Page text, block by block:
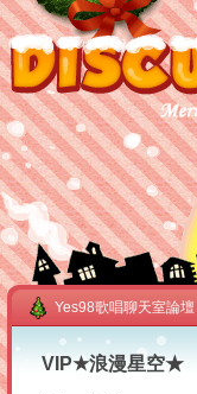
Yes98歌唱聊天室論壇
VIP★浪漫星空★